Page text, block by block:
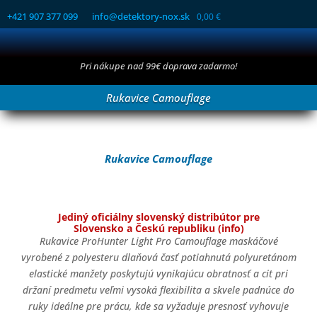
+421 907 377 099 info@detektory-nox.sk 0,00€
Pri nákupe nad 99€ doprava zadarmo!
Rukavice Camouflage
Rukavice Camouflage
Jediný oficiálny slovenský distribútor pre
Slovensko a Českú republiku (info)
Rukavice ProHunter Light Pro Camouflage maskáčové
vyrobené z polyesteru dlaňová časť potiahnutá polyuretánom
elastické manžety poskytujú vynikajúcu obratnosť a cit pri
držaní predmetu veľmi vysoká flexibilita a skvele padnúce do
ruky ideálne pre prácu, kde sa vyžaduje presnosť vyhovuje